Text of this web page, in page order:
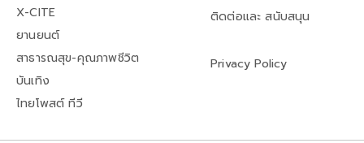
X-CITE
ยานยนต์
สาธารณสุข-คุณภาพชีวิต
บันเทิง
ไทยโพสต์ ทีวี
ติดต่อและ สนับสนุน
Privacy Policy